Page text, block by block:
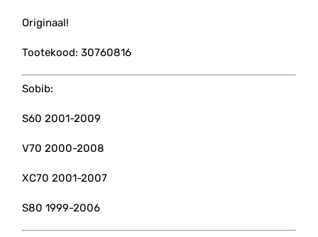
Originaal!
Tootekood: 30760816
Sobib:
S60 2001-2009
V70 2000-2008
XC70 2001-2007
S80 1999-2006